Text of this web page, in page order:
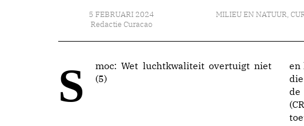
5 FEBRUARI 2024
Redactie Curacao
MILIEU EN NATUUR,
Smoc: Wet luchtkwaliteit overtuigt niet (5)
en
de